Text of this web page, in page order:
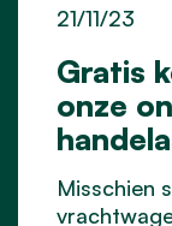
Gratis
onze
21/11/23
Misschien